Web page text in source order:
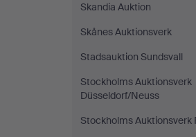
Skandia Auktion
Skånes Auktionsverk
Stadsauktion Sundsvall
Stockholms Auktionsverk
Düsseldorf/Neuss
Stockholms Auktionsverk